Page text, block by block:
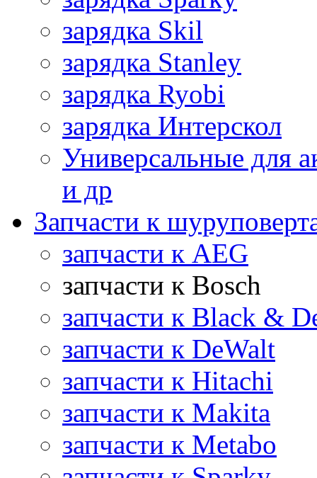
зарядка Skil
зарядка Stanley
зарядка Ryobi
зарядка Интерскол
Универсальные для
и др
Запчасти к
запчасти к AEG
запчасти к Bosch
запчасти к Black &
запчасти к DeWalt
запчасти к Hitachi
запчасти к Makita
запчасти к Metabo